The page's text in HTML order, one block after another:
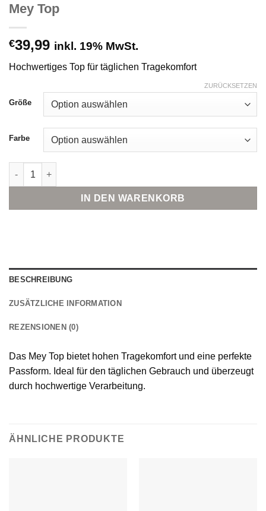
Mey Top
€39,99 inkl. 19% MwSt.
Hochwertiges Top für täglichen Tragekomfort
Größe
Farbe
ZURÜCKSETZEN
Mey Top Menge
IN DEN WARENKORB
BESCHREIBUNG
ZUSÄTZLICHE INFORMATION
REZENSIONEN (0)
Das Mey Top bietet hohen Tragekomfort und eine perfekte
Passform. Ideal für den täglichen Gebrauch und überzeugt
durch hochwertige Verarbeitung.
ÄHNLICHE PRODUKTE